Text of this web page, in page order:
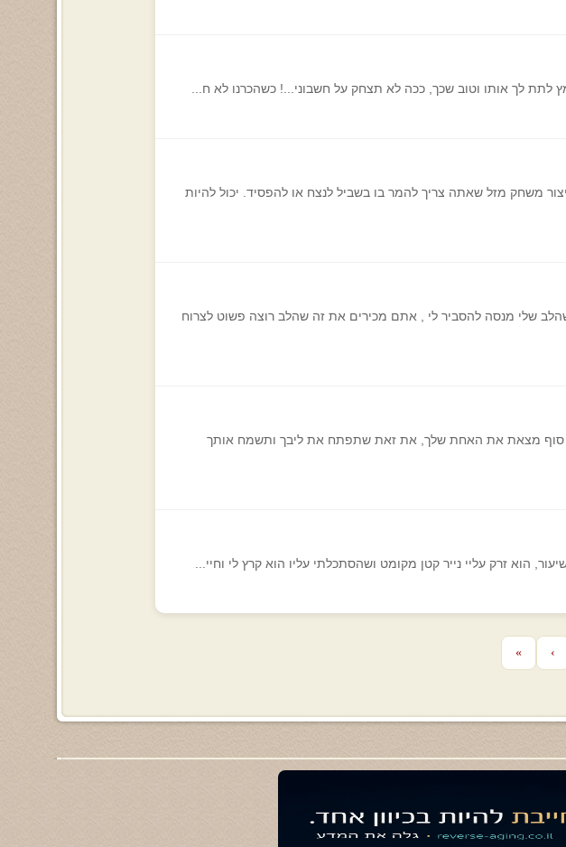
לך אותו וטוב שכך, ככה לא תצחק על חשבוני...! כשהכרנו לא ח...
משחק מזל שאתה צריך להמר בו בשביל לנצח או להפסיד. יכול להיות
שלי מנסה להסביר לי , אתם מכירים את זה שהלב רוצה פשוט לצרוח
סוף מצאת את האחת שלך, את זאת שתפתח את ליבך ותשמח אותך
הוא זרק עליי נייר קטן מקומט ושהסתכלתי עליו הוא קרץ לי וחיי...
›
»